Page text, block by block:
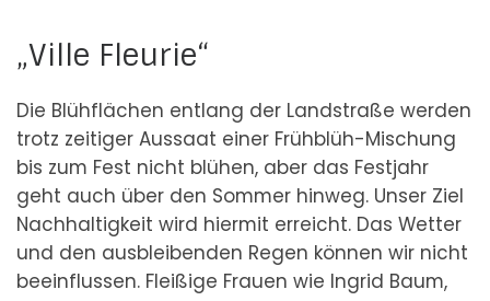
„Ville Fleurie“
Die Blühflächen entlang der Landstraße werden
trotz zeitiger Aussaat einer Frühblüh-Mischung
bis zum Fest nicht blühen, aber das Festjahr
geht auch über den Sommer hinweg. Unser Ziel
Nachhaltigkeit wird hiermit erreicht. Das Wetter
und den ausbleibenden Regen können wir nicht
beeinflussen. Fleißige Frauen wie Ingrid Baum,